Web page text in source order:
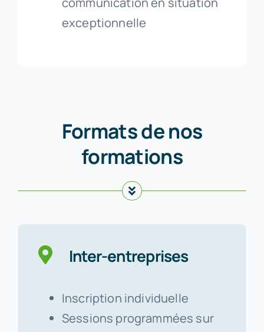
exceptionnelle
Formats de nos
formations
Inter-entreprises
Inscription individuelle
Sessions programmées sur